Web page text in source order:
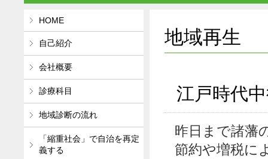
地域再生
江戸時代
昨日まで諸藩
節約や増税に
HOME
自己紹介
会社概要
診療科目
地域診断の流れ
「縮重社会」で自治を再定
義する